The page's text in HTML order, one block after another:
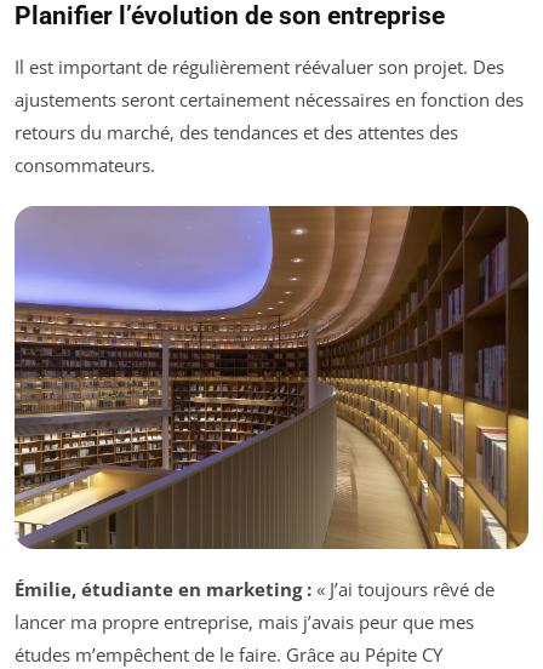
Planifier l’évolution de son entreprise
Il est important de régulièrement réévaluer son projet. Des
ajustements seront certainement nécessaires en fonction des
retours du marché, des tendances et des attentes des
consommateurs.
Émilie, étudiante en marketing : « J’ai toujours rêvé de
lancer ma propre entreprise, mais j’avais peur que mes
études m’empêchent de le faire. Grâce au Pépite CY